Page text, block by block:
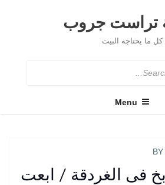
تراست جروب
كل ما يحتاجه البيت
Menu
فى الغردقة / ابعت